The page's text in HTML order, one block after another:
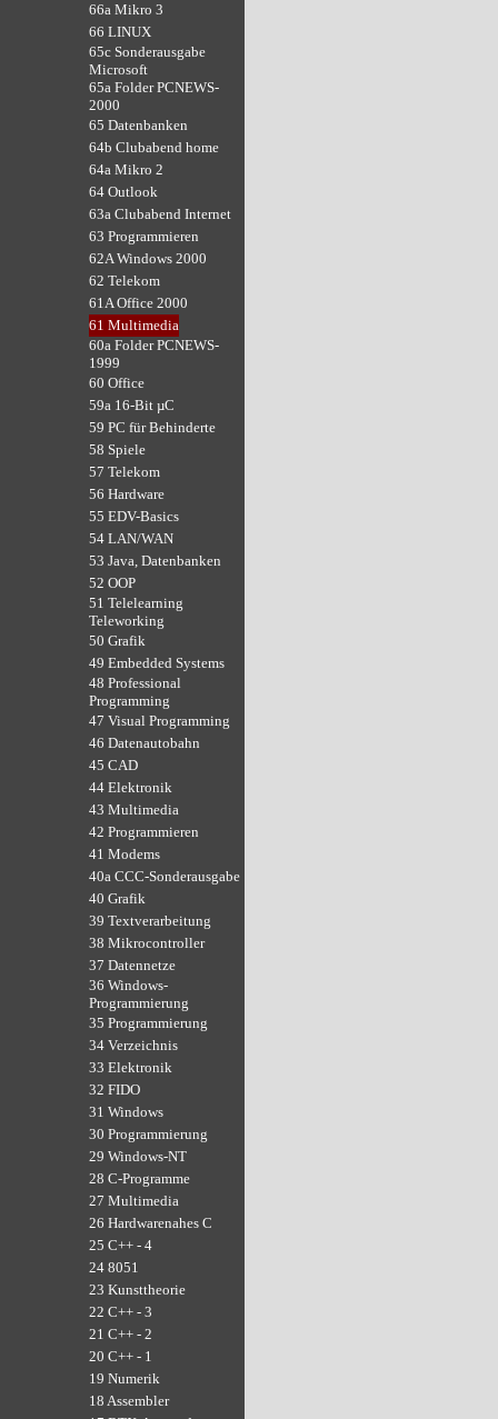
66a Mikro 3
66 LINUX
65c Sonderausgabe
Microsoft
65a Folder PCNEWS-
2000
65 Datenbanken
64b Clubabend home
64a Mikro 2
64 Outlook
63a Clubabend Internet
63 Programmieren
62A Windows 2000
62 Telekom
61A Office 2000
61 Multimedia
60a Folder PCNEWS-
1999
60 Office
59a 16-Bit µC
59 PC für Behinderte
58 Spiele
57 Telekom
56 Hardware
55 EDV-Basics
54 LAN/WAN
53 Java, Datenbanken
52 OOP
51 Telelearning
Teleworking
50 Grafik
49 Embedded Systems
48 Professional
Programming
47 Visual Programming
46 Datenautobahn
45 CAD
44 Elektronik
43 Multimedia
42 Programmieren
41 Modems
40a CCC-Sonderausgabe
40 Grafik
39 Textverarbeitung
38 Mikrocontroller
37 Datennetze
36 Windows-
Programmierung
35 Programmierung
34 Verzeichnis
33 Elektronik
32 FIDO
31 Windows
30 Programmierung
29 Windows-NT
28 C-Programme
27 Multimedia
26 Hardwarenahes C
25 C++ - 4
24 8051
23 Kunsttheorie
22 C++ - 3
21 C++ - 2
20 C++ - 1
19 Numerik
18 Assembler